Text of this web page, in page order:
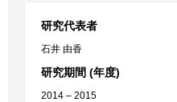
研究代表者
石井 由香
研究期間 (年度)
2014 – 2015